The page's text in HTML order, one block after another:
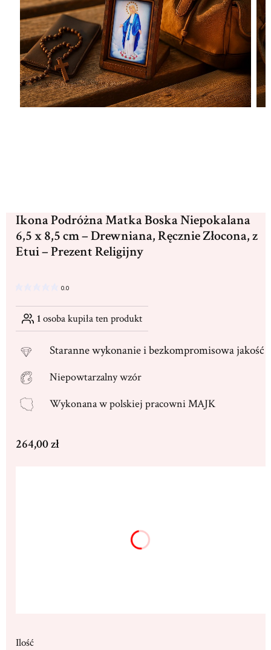
Ikona Podróżna Matka Boska Niepokalana
6,5 x 8,5 cm – Drewniana, Ręcznie Złocona, z
Etui – Prezent Religijny
0.0
1osoba kupiła ten produkt
Starannewykonanie i bezkompromisowa jakość
Niepowtarzalny wzór
Wykonana wpolskiej pracowni MAJK
Cena
264,00 zł
Dedykacja max. 250 znaków(+16,00 zł)
Ilość